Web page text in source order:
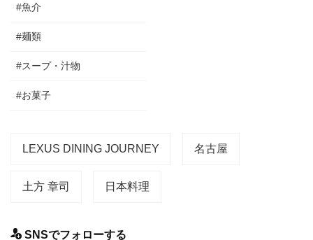
#魚介
#麺類
#スープ・汁物
#お菓子
LEXUS DINING JOURNEY 名古屋
土方 章司 日本料理
SNSでフォローする